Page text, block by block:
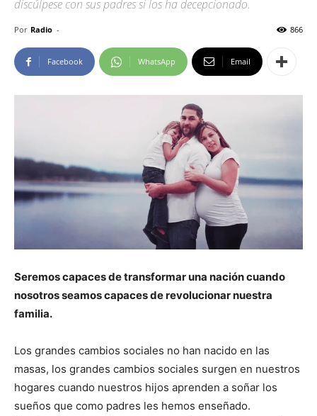
discúlpese con sus padres si los ha decepcionado.
Por Radio - 866
Facebook WhatsApp Email
Seremos capaces de transformar una nación cuando
nosotros seamos capaces de revolucionar nuestra
familia.
Los grandes cambios sociales no han nacido en las
masas, los grandes cambios sociales surgen en nuestros
hogares cuando nuestros hijos aprenden a soñar los
sueños que como padres les hemos enseñado.